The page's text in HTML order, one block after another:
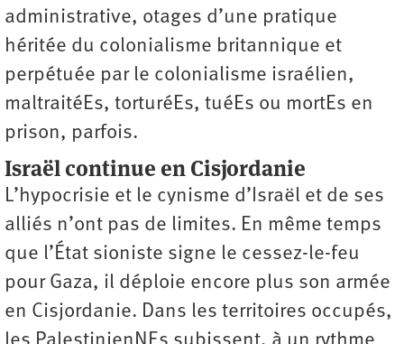
administrative, otages d’une pratique
héritée du colonialisme britannique et
perpétuée par le colonialisme israélien,
maltraitéEs, torturéEs, tuéEs ou mortEs en
prison, parfois.
Israël continue en Cisjordanie
L’hypocrisie et le cynisme d’Israël et de ses
alliés n’ont pas de limites. En même temps
que l’État sioniste signe le cessez-le-feu
pour Gaza, il déploie encore plus son armée
en Cisjordanie. Dans les territoires occupés,